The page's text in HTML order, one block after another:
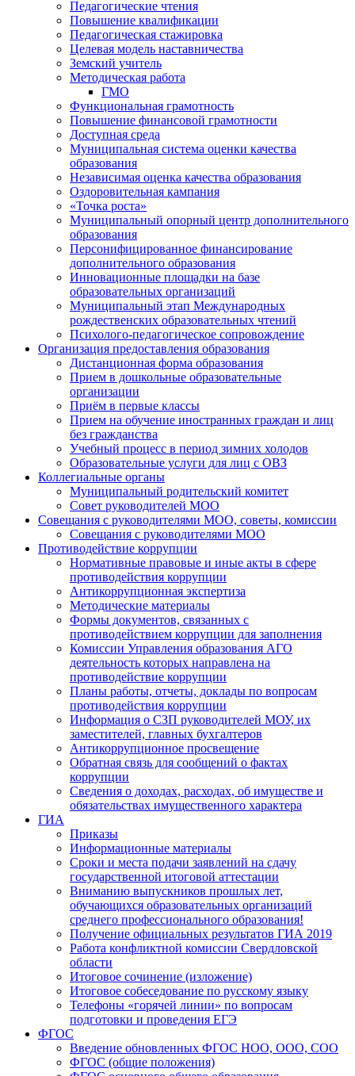
Педагогические чтения
Повышение квалификации
Педагогическая стажировка
Целевая модель наставничества
Земский учитель
Методическая работа
ГМО
Функциональная грамотность
Повышение финансовой грамотности
Доступная среда
Муниципальная система оценки качества
образования
Независимая оценка качества образования
Оздоровительная кампания
«Точка роста»
Муниципальный опорный центр дополнительного
образования
Персонифицированное финансирование
дополнительного образования
Инновационные площадки на базе
образовательных организаций
Муниципальный этап Международных
рождественских образовательных чтений
Психолого-педагогическое сопровождение
Организация предоставления образования
Дистанционная форма образования
Прием в дошкольные образовательные
организации
Приём в первые классы
Прием на обучение иностранных граждан и лиц
без гражданства
Учебный процесс в период зимних холодов
Образовательные услуги для лиц с ОВЗ
Коллегиальные органы
Муниципальный родительский комитет
Совет руководителей МОО
Совещания с руководителями МОО, советы, комиссии
Совещания с руководителями МОО
Противодействие коррупции
Нормативные правовые и иные акты в сфере
противодействия коррупции
Антикоррупционная экспертиза
Методические материалы
Формы документов, связанных с
противодействием коррупции для заполнения
Комиссии Управления образования АГО
деятельность которых направлена на
противодействие коррупции
Планы работы, отчеты, доклады по вопросам
противодействия коррупции
Информация о СЗП руководителей МОУ, их
заместителей, главных бухгалтеров
Антикоррупционное просвещение
Обратная связь для сообщений о фактах
коррупции
Сведения о доходах, расходах, об имуществе и
обязательствах имущественного характера
ГИА
Приказы
Информационные материалы
Сроки и места подачи заявлений на сдачу
государственной итоговой аттестации
Вниманию выпускников прошлых лет,
обучающихся образовательных организаций
среднего профессионального образования!
Получение официальных результатов ГИА 2019
Работа конфликтной комиссии Свердловской
области
Итоговое сочинение (изложение)
Итоговое собеседование по русскому языку
Телефоны «горячей линии» по вопросам
подготовки и проведения ЕГЭ
ФГОС
Введение обновленных ФГОС НОО, ООО, СОО
ФГОС (общие положения)